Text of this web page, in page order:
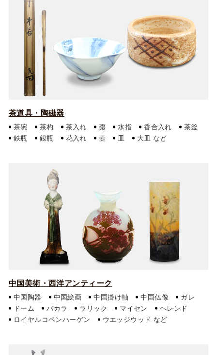
茶道具・陶磁器
茶碗 茶杓 茶入れ 棗 水指 香合入れ
茶釜
鉄瓶
銀瓶 花入れ 壺 皿 大皿
中国美術・西洋アンティーク
中国陶器 中国絵画 中国掛け軸 中国仏像
ガレ
ドーム
バカラ ラリック マイセン
ヘレンド
ロイヤルコペンハーゲン
ウエッジウッド